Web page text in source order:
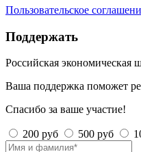
Пользовательское
Поддержать
Российская экономическая
Ваша поддержка поможет
Спасибо за ваше участие!
200 руб 500 руб